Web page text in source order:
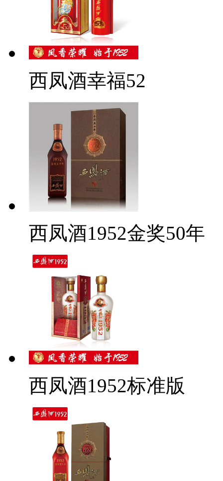
西凤酒幸福52
西凤酒1952金奖50年
西凤酒1952标准版